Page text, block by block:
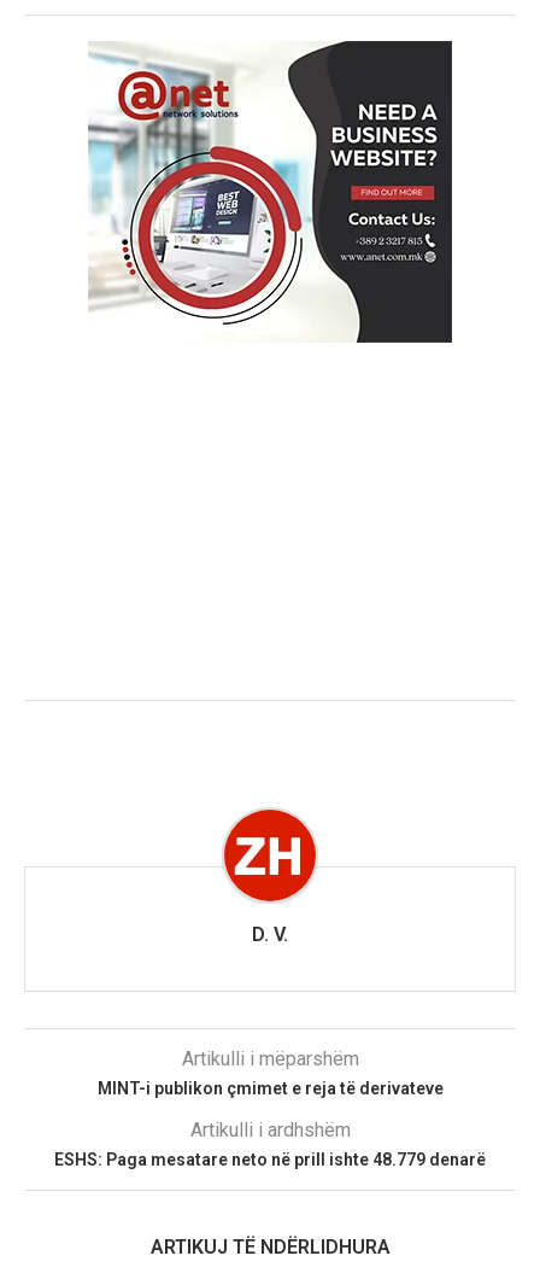
D. V.
Artikulli i mëparshëm
MINT-i publikon çmimet e reja të derivateve
Artikulli i ardhshëm
ESHS: Paga mesatare neto në prill ishte 48.779 denarë
ARTIKUJ TË NDËRLIDHURA